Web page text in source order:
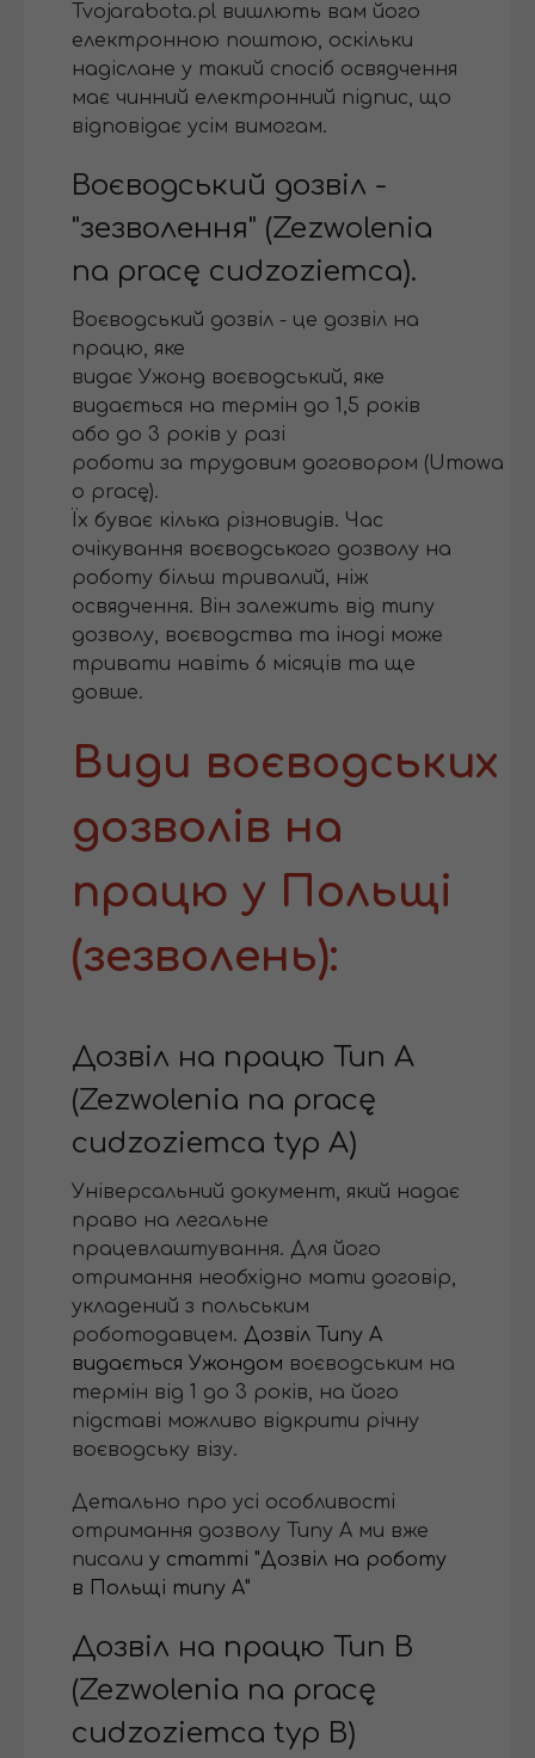
Tvojarabota.pl вишлють вам його
електронною поштою, оскільки
надіслане у такий спосіб освядчення
має чинний електронний підпис, що
відповідає усім вимогам.
Воєводський дозвіл -
"зезволення" (Zezwolenia
na pracę cudzoziemca).
Воєводський дозвіл - це дозвіл на
працю, яке
видає Ужонд воєводський, яке
видається на термін до 1,5 років
або до 3 років у разі
роботи за трудовим договором (Umowa
o pracę).
Їх буває кілька різновидів. Час
очікування воєводського дозволу на
роботу більш тривалий, ніж
освядчення. Він залежить від типу
дозволу, воєводства та іноді може
тривати навіть 6 місяців та ще
довше.
Види воєводських
дозволів на
працю у Польщі
(зезволень):
Дозвіл на працю Тип А
(Zezwolenia na pracę
cudzoziemca typ A)
Універсальний документ, який надає
право на легальне
працевлаштування. Для його
отримання необхідно мати договір,
укладений з польським
роботодавцем. Дозвіл Типу А
видається Ужондом воєводським на
термін від 1 до 3 років, на його
підставі можливо відкрити річну
воєводську візу.
Детально про усі особливості
отримання дозволу Типу А ми вже
писали у статті "Дозвіл на роботу
в Польщі типу А"
Дозвіл на працю Тип В
(Zezwolenia na pracę
cudzoziemca typ В)